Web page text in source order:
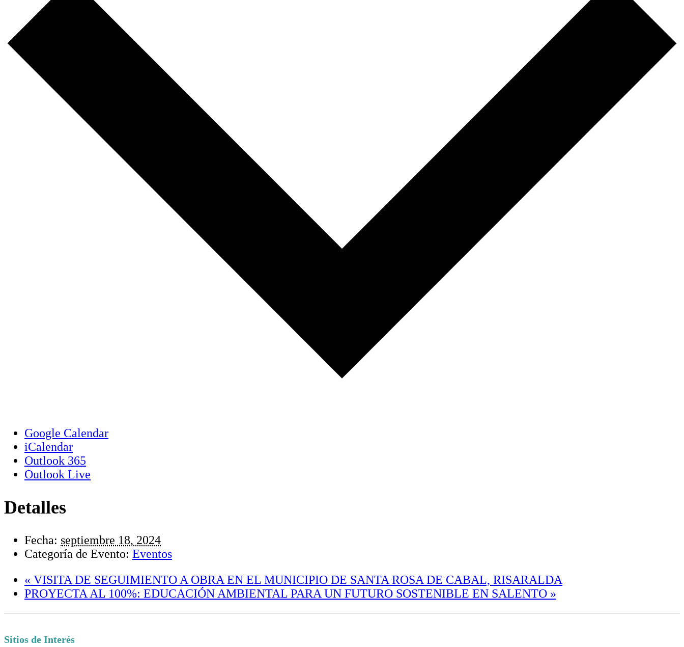
Google Calendar
iCalendar
Outlook 365
Outlook Live
Detalles
Fecha: septiembre 18, 2024
Categoría de Evento: Eventos
« VISITA DE SEGUIMIENTO A OBRA EN EL MUNICIPIO DE SANTA ROSA DE CABAL, RISARALDA
PROYECTA AL 100%: EDUCACIÓN AMBIENTAL PARA UN FUTURO SOSTENIBLE EN SALENTO »
Sitios de Interés